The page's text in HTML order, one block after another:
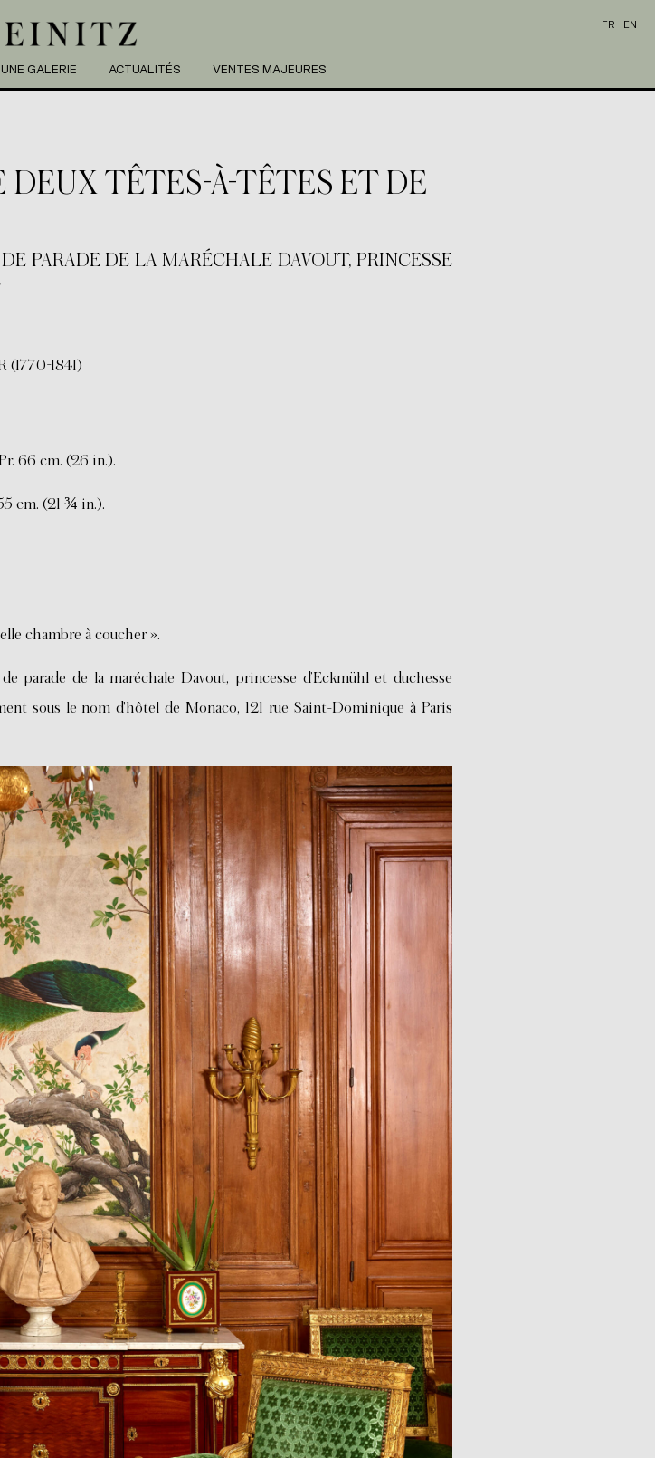
GALERIE ACTUALITÉS VENTES MAJEURES
EN
FR
DEUX TÊTES-À-TÊTES ET DE
PARADE DE LA MARÉCHALE DAVOUT, PRINCESSE
1841)
66 cm. (26 in.).
cm. (21 ¾ in.).
chambre à coucher ».
parade de la maréchale Davout, princesse d’Eckmühl et duchesse
sous le nom d’hôtel de Monaco, 121 rue Saint-Dominique à Paris